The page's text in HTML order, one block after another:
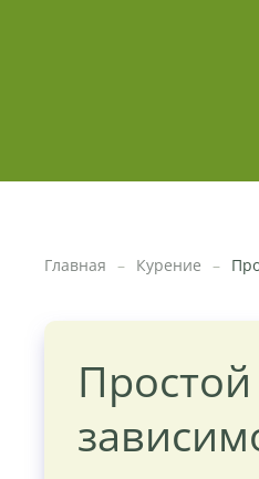
Главная Курение